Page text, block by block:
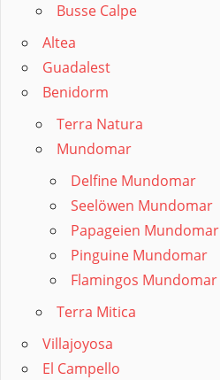
Busse Calpe
Altea
Guadalest
Benidorm
Terra Natura
Mundomar
Delfine Mundomar
Seelöwen Mundomar
Papageien Mundomar
Pinguine Mundomar
Flamingos Mundomar
Terra Mitica
Villajoyosa
El Campello